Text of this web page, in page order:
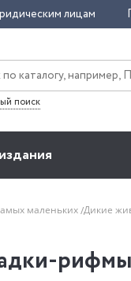
лицам
поиск
маленьких Дикие